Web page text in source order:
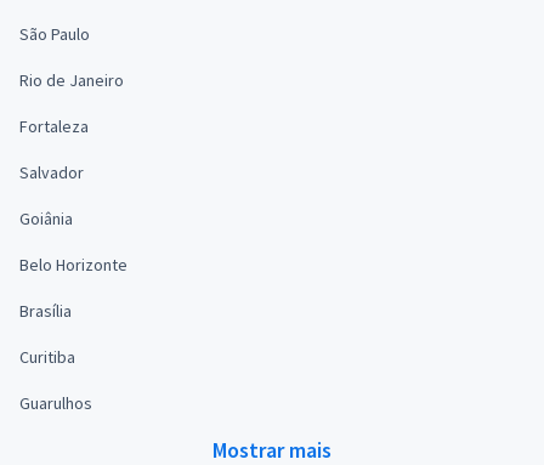
São Paulo
Rio de Janeiro
Fortaleza
Salvador
Goiânia
Belo Horizonte
Brasília
Curitiba
Guarulhos
Mostrar mais